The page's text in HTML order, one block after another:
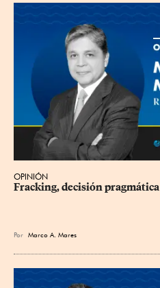
OPINIÓN
Fracking, decisión pragmática
Por Marco A. Mares